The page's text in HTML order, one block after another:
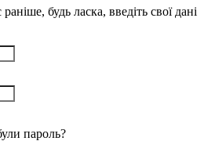
будь ласка, введіть свої дані
пароль?